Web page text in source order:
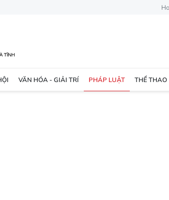
VĂN HÓA - GIẢI TRÍ PHÁP LUẬT THỂ THAO